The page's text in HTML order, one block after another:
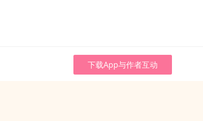
下载App与作者互动